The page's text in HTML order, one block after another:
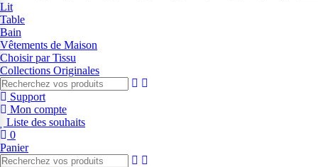
Lit
Table
Bain
Vêtements de Maison
Choisir par Tissu
Collections Originales
Support
Mon compte
Liste des souhaits
0
Panier